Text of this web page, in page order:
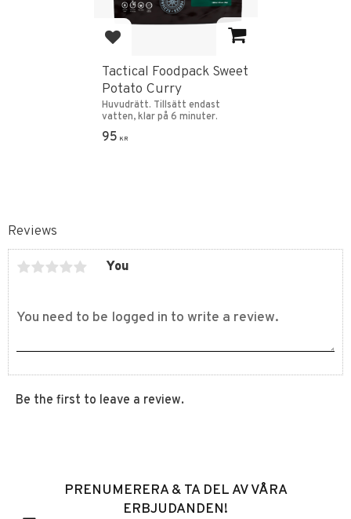
Reviews
You
Be the first to leave a review.
Add to favorites
Tactical Foodpack Sweet
Potato Curry
Huvudrätt. Tillsätt endast
vatten, klar på 6 minuter.
95 KR
PRENUMERERA & TA DEL AV VÅRA
ERBJUDANDEN!